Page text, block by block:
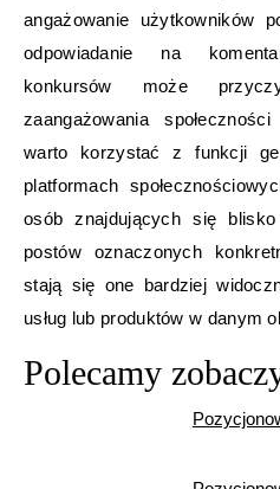
angażowanie użytkowników
odpowiadanie na
konkursów może
zaangażowania
warto korzystać z funkcji
platformach
osób znajdujących się
postów oznaczonych
stają się one bardziej
usług lub produktów w danym
Polecamy